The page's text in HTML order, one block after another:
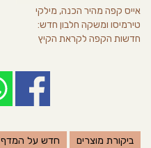
אייס קפה מהיר הכנה, מילקי
טירמיסו ומשקה חלבון חדש:
חדשות הקפה לקראת הקיץ
ביקורת מוצרים חדש על המדף